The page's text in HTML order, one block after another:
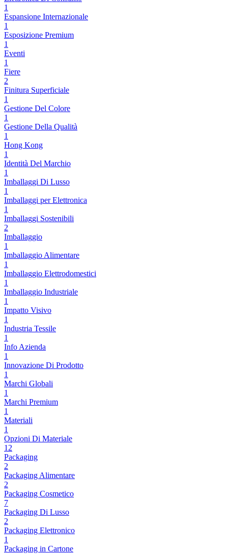
1
Espansione Internazionale
1
Esposizione Premium
1
Eventi
1
Fiere
2
Finitura Superficiale
1
Gestione Del Colore
1
Gestione Della Qualità
1
Hong Kong
1
Identità Del Marchio
1
Imballaggi Di Lusso
1
Imballaggi per Elettronica
1
Imballaggi Sostenibili
2
Imballaggio
1
Imballaggio Alimentare
1
Imballaggio Elettrodomestici
1
Imballaggio Industriale
1
Impatto Visivo
1
Industria Tessile
1
Info Azienda
1
Innovazione Di Prodotto
1
Marchi Globali
1
Marchi Premium
1
Materiali
1
Opzioni Di Materiale
12
Packaging
2
Packaging Alimentare
2
Packaging Cosmetico
7
Packaging Di Lusso
2
Packaging Elettronico
1
Packaging in Cartone